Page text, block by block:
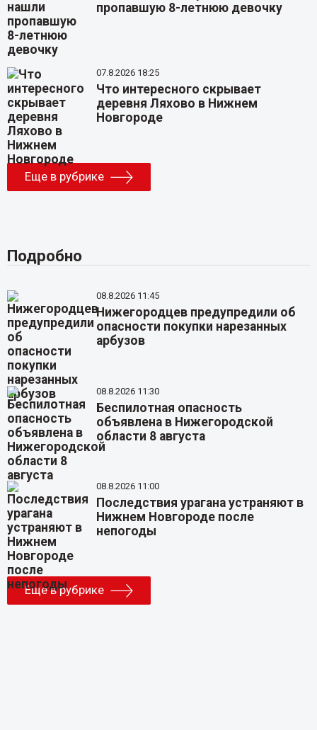
пропавшую 8-летнюю девочку
07.8.2026 18:25
Что интересного скрывает
деревня Ляхово в Нижнем
Новгороде
Еще в рубрике
Подробно
08.8.2026 11:45
Нижегородцев предупредили об
опасности покупки нарезанных
арбузов
08.8.2026 11:30
Беспилотная опасность
объявлена в Нижегородской
области 8 августа
08.8.2026 11:00
Последствия урагана устраняют в
Нижнем Новгороде после
непогоды
Еще в рубрике